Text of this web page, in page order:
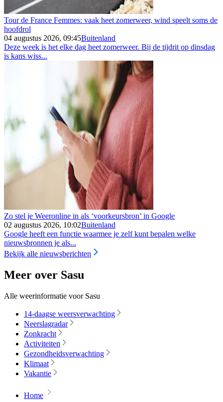
Tour de France Femmes: vaak heet zomerweer, wind speelt soms de
hoofdrol
04 augustus 2026, 09:45Buitenland
Deze week is het elke dag heet zomerweer. Bij de tijdrit op dinsdag
is kans wiss...
Zo stel je Weeronline in als ‘voorkeursbron’ in Google
02 augustus 2026, 10:02Buitenland
Google heeft een functie waarmee je zelf kunt bepalen welke
nieuwsbronnen je als...
Bekijk alle nieuwsberichten
Meer over Sasu
Alle weerinformatie voor Sasu
14-daagse weersverwachting
Neerslagradar
Zonkracht
Activiteiten
Gezondheidsverwachting
Klimaat
Vakantie
Home